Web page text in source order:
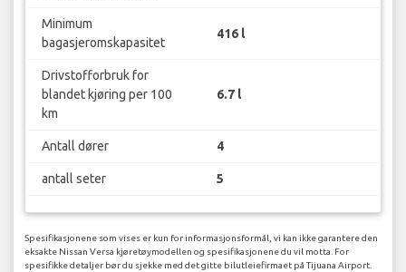
Minimum
bagasjeromskapasitet
416 l
Drivstofforbruk for
blandet kjøring per 100
km
6.7 l
Antall dører 4
antall seter 5
Spesifikasjonene som vises er kun for informasjonsformål, vi kan ikke garantere den
eksakte Nissan Versa kjøretøymodellen og spesifikasjonene du vil motta. For
spesifikke detaljer bør du sjekke med det gitte bilutleiefirmaet på Tijuana Airport.